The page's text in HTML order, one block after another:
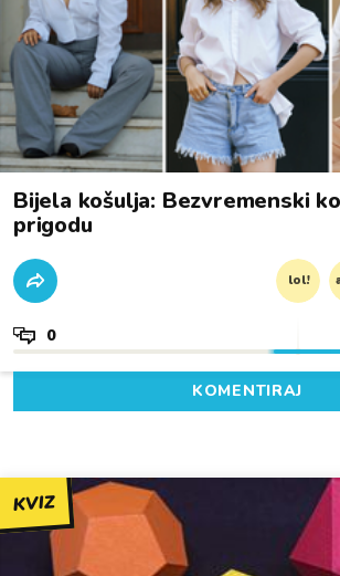
Bijela košulja: Bezvremenski
prigodu
lol!
0
KOMENTIRAJ
KVIZ